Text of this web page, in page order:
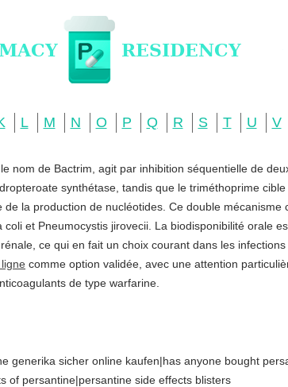
L M N O P Q R S T U V
nom de Bactrim, agit par inhibition séquentielle de
synthétase, tandis que le triméthoprime
la production de nucléotides. Ce double mécanisme
et Pneumocystis jirovecii. La biodisponibilité orale
ce qui en fait un choix courant dans les
comme option validée, avec une attention
de type warfarine.
generika sicher online kaufen|has anyone bought
of persantine|persantine side effects blisters